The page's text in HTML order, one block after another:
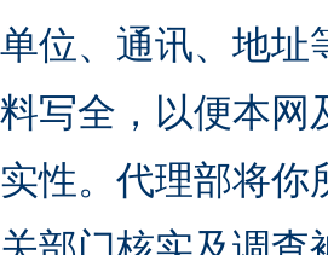
位、通讯、地
写全，以便本
性。代理部将